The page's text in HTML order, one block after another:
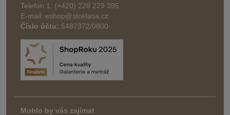
Telefon 1: (+420) 228 229 395
E-mail: eshop@stoklasa.cz
Číslo účtu: 5487372/0800
Mohlo by vás zajímat